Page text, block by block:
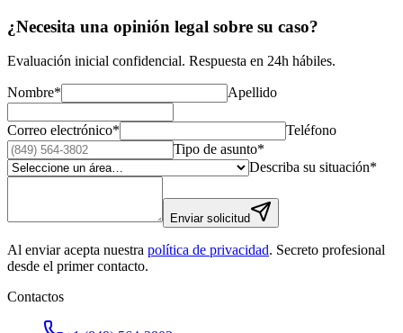
¿Necesita una opinión legal sobre su caso?
Evaluación inicial confidencial. Respuesta en 24h hábiles.
Nombre* Apellido
Correo electrónico*
Teléfono
Tipo de asunto*
Describa su situación*
Enviar solicitud
Al enviar acepta nuestra política de privacidad. Secreto profesional
desde el primer contacto.
Contactos